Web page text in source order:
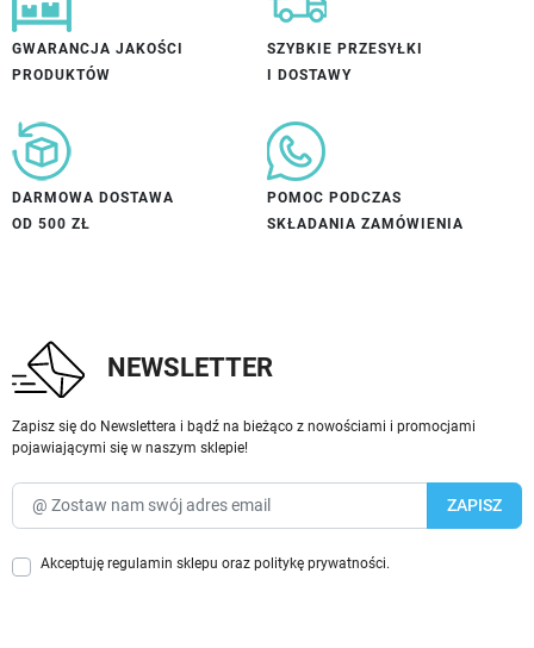
GWARANCJA JAKOŚCI
PRODUKTÓW
SZYBKIE PRZESYŁKI
I DOSTAWY
DARMOWA DOSTAWA
OD 500 ZŁ
POMOC PODCZAS
SKŁADANIA ZAMÓWIENIA
NEWSLETTER
Zapisz się do Newslettera i bądź na bieżąco z nowościami i promocjami
pojawiającymi się w naszym sklepie!
Akceptuję regulamin sklepu oraz politykę prywatności.